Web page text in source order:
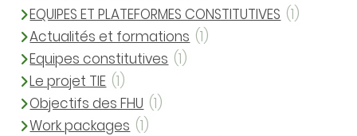
EQUIPES ET PLATEFORMES CONSTITUTIVES (1)
Actualités et formations (1)
Equipes constitutives (1)
Le projet TIE (1)
Objectifs des FHU (1)
Work packages (1)